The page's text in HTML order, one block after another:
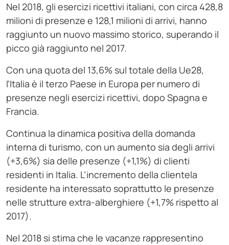
Nel 2018, gli esercizi ricettivi italiani, con circa 428,8
milioni di presenze e 128,1 milioni di arrivi, hanno
raggiunto un nuovo massimo storico, superando il
picco già raggiunto nel 2017.
Con una quota del 13,6% sul totale della Ue28,
l’Italia è il terzo Paese in Europa per numero di
presenze negli esercizi ricettivi, dopo Spagna e
Francia.
Continua la dinamica positiva della domanda
interna di turismo, con un aumento sia degli arrivi
(+3,6%) sia delle presenze (+1,1%) di clienti
residenti in Italia. L’incremento della clientela
residente ha interessato soprattutto le presenze
nelle strutture extra-alberghiere (+1,7% rispetto al
2017).
Nel 2018 si stima che le vacanze rappresentino